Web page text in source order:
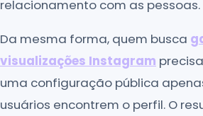
relacionamento com as pessoas.
Da mesma forma, quem busca
visualizações Instagram
uma configuração pública
usuários encontrem o perfil. O